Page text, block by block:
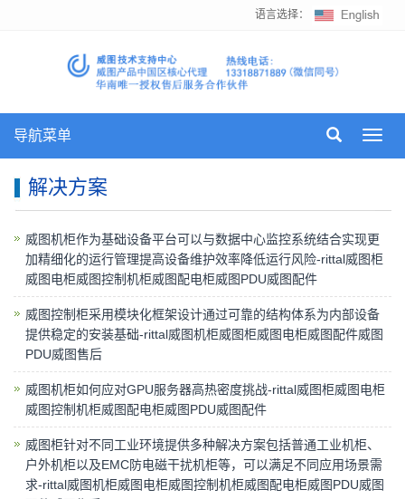
语言选择：
导航菜单
解决方案
威图机柜作为基础设备平台可以与数据中心监控系统结合实现更
加精细化的运行管理提高设备维护效率降低运行风险-rittal威图柜
威图电柜威图控制机柜威图配电柜威图PDU威图配件
威图控制柜采用模块化框架设计通过可靠的结构体系为内部设备
提供稳定的安装基础-rittal威图机柜威图柜威图电柜威图配件威图
PDU威图售后
威图机柜如何应对GPU服务器高热密度挑战-rittal威图柜威图电柜
威图控制机柜威图配电柜威图PDU威图配件
威图柜针对不同工业环境提供多种解决方案包括普通工业机柜、
户外机柜以及EMC防电磁干扰机柜等，可以满足不同应用场景需
求-rittal威图机柜威图电柜威图控制机柜威图配电柜威图PDU威图